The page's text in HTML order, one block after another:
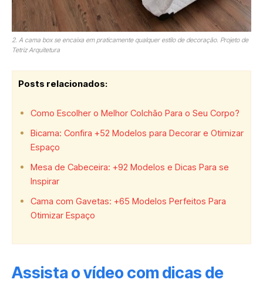
2. A cama box se encaixa em praticamente qualquer estilo de decoração. Projeto de
Tetriz Arquitetura
Posts relacionados:
Como Escolher o Melhor Colchão Para o Seu Corpo?
Bicama: Confira +52 Modelos para Decorar e Otimizar
Espaço
Mesa de Cabeceira: +92 Modelos e Dicas Para se
Inspirar
Cama com Gavetas: +65 Modelos Perfeitos Para
Otimizar Espaço
Assista o vídeo com dicas de